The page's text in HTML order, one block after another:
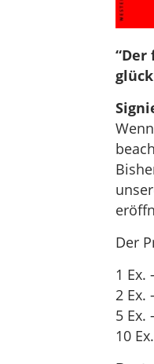
“Der
Der
1 Ex.
2 Ex.
5 Ex.
10